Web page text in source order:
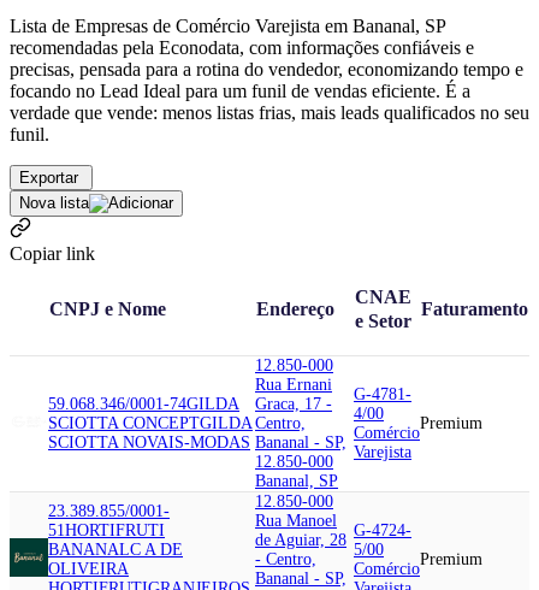
Lista de Empresas de Comércio Varejista em Bananal, SP
recomendadas pela Econodata, com informações confiáveis e
precisas, pensada para a rotina do vendedor, economizando tempo e
focando no Lead Ideal para um funil de vendas eficiente. É a
verdade que vende: menos listas frias, mais leads qualificados no seu
funil.
Exportar
Nova lista
Copiar link
CNPJ e Nome Endereço
CNAE
e Setor
Faturamento
59.068.346/0001-74GILDA
SCIOTTA CONCEPTGILDA
SCIOTTA NOVAIS-MODAS
12.850-000
Rua Ernani
Graca, 17 -
Centro,
Bananal - SP,
12.850-000
Bananal, SP
G-4781-
4/00
Comércio
Varejista
Premium
23.389.855/0001-
51HORTIFRUTI
BANANALC A DE
OLIVEIRA
12.850-000
Rua Manoel
de Aguiar, 28
- Centro,
Bananal - SP,
G-4724-
5/00
Comércio
Premium